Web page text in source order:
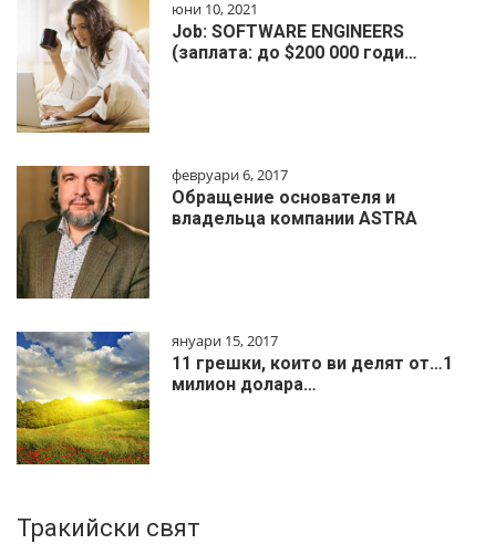
юни 10, 2021
Job: SOFTWARE ENGINEERS
(заплата: до $200 000 годи…
февруари 6, 2017
Обращение основателя и
владельца компании ASTRA
януари 15, 2017
11 грешки, които ви делят от…1
милиoн дoлapa…
Тракийски свят